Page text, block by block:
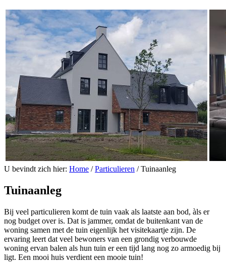
U bevindt zich hier: Home / Particulieren /Tuinaanleg
Tuinaanleg
Bij veel particulieren komt de tuin vaak als laatste aan bod, àls er
nog budget over is. Dat is jammer, omdat de buitenkant van de
woning samen met de tuin eigenlijk het visitekaartje zijn. De
ervaring leert dat veel bewoners van een grondig verbouwde
woning ervan balen als hun tuin er een tijd lang nog zo armoedig bij
ligt. Een mooi huis verdient een mooie tuin!